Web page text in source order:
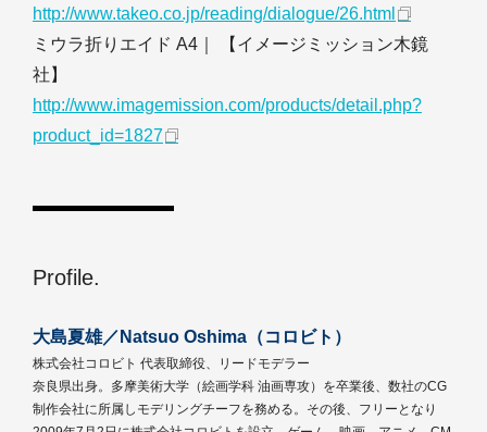
http://www.takeo.co.jp/reading/dialogue/26.html
ミウラ折りエイド A4｜ 【イメージミッション木鏡
社】
http://www.imagemission.com/products/detail.php?
product_id=1827
Profile.
大島夏雄／Natsuo Oshima（コロビト）
株式会社コロビト 代表取締役、リードモデラー
奈良県出身。多摩美術大学（絵画学科 油画専攻）を卒業後、数社のCG
制作会社に所属しモデリングチーフを務める。その後、フリーとなり